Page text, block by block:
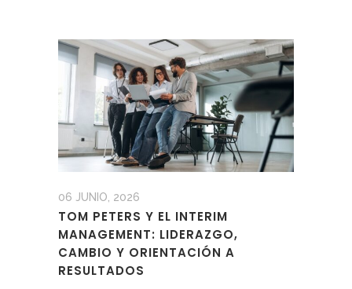
06 JUNIO, 2026
TOM PETERS Y EL INTERIM
MANAGEMENT: LIDERAZGO,
CAMBIO Y ORIENTACIÓN A
RESULTADOS